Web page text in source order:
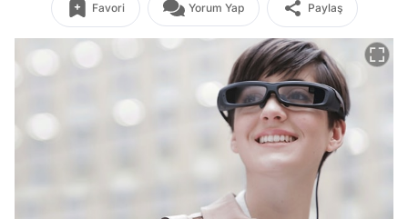
Favori Yorum Yap Paylaş